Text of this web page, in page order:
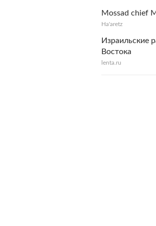
Mossad chief
Ha'aretz
Израильские
Востока
lenta.ru